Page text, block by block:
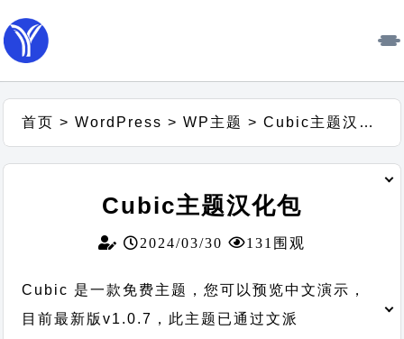
首页 >WordPress >WP主题 >Cubic主题汉化包
Cubic主题汉化包
2024/03/30 131围观
Cubic 是一款免费主题，您可以预览中文演示，
目前最新版v1.0.7，此主题已通过文派